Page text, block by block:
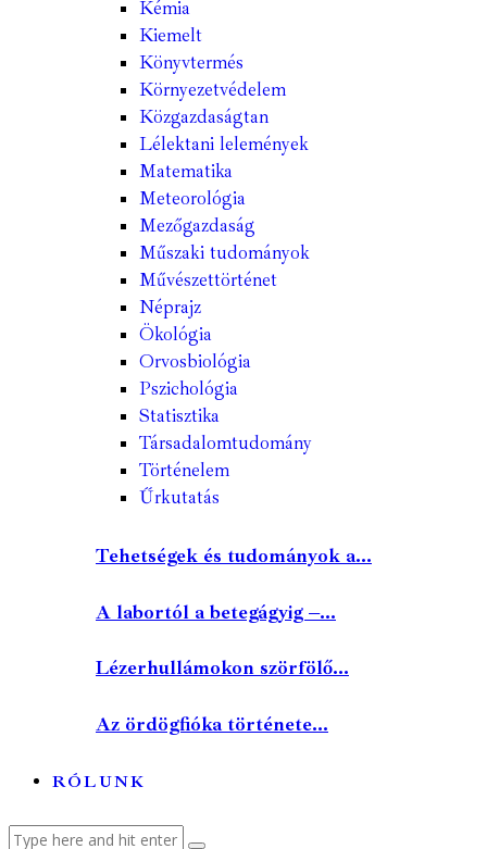
Kémia
Kiemelt
Könyvtermés
Környezetvédelem
Közgazdaságtan
Lélektani lelemények
Matematika
Meteorológia
Mezőgazdaság
Műszaki tudományok
Művészettörténet
Néprajz
Ökológia
Orvosbiológia
Pszichológia
Statisztika
Társadalomtudomány
Történelem
Űrkutatás
Tehetségek és tudományok a...
A labortól a betegágyig –...
Lézerhullámokon szörfölő...
Az ördögfióka története...
RÓLUNK